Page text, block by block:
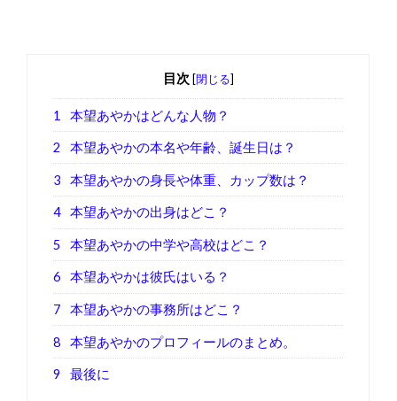
目次 [閉じる]
1 本望あやかはどんな人物？
2 本望あやかの本名や年齢、誕生日は？
3 本望あやかの身長や体重、カップ数は？
4 本望あやかの出身はどこ？
5 本望あやかの中学や高校はどこ？
6 本望あやかは彼氏はいる？
7 本望あやかの事務所はどこ？
8 本望あやかのプロフィールのまとめ。
9 最後に